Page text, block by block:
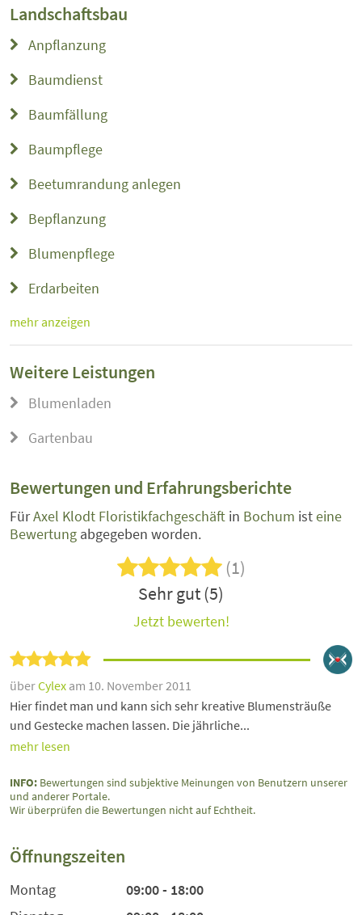
Landschaftsbau
Anpflanzung
Baumdienst
Baumfällung
Baumpflege
Beetumrandung anlegen
Bepflanzung
Blumenpflege
Erdarbeiten
mehr anzeigen
Weitere Leistungen
Blumenladen
Gartenbau
Bewertungen und Erfahrungsberichte
FürAxel Klodt Floristikfachgeschäft in Bochum isteine
Bewertung abgegeben worden.
(1)
Sehr gut (5)
Jetzt bewerten!
überCylex am 10. November 2011
Hier findet man und kann sich sehr kreative Blumensträuße
und Gestecke machen lassen. Die jährliche...
mehr lesen
INFO: Bewertungen sind subjektive Meinungen von Benutzern unserer
und anderer Portale.
Wir überprüfen die Bewertungen nicht auf Echtheit.
Öffnungszeiten
Montag
09:00 - 18:00